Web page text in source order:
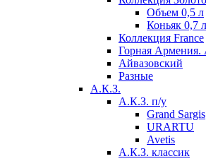
Объем 0,5 л
Коньяк 0,7 л
Коллекция France
Горная
Айвазовский
Разные
А.К.З.
А.К.З. п/у
Grand Sargis
URARTU
Avetis
А.К.З. классик